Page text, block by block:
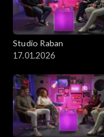
Studio Raban
17.01.2026